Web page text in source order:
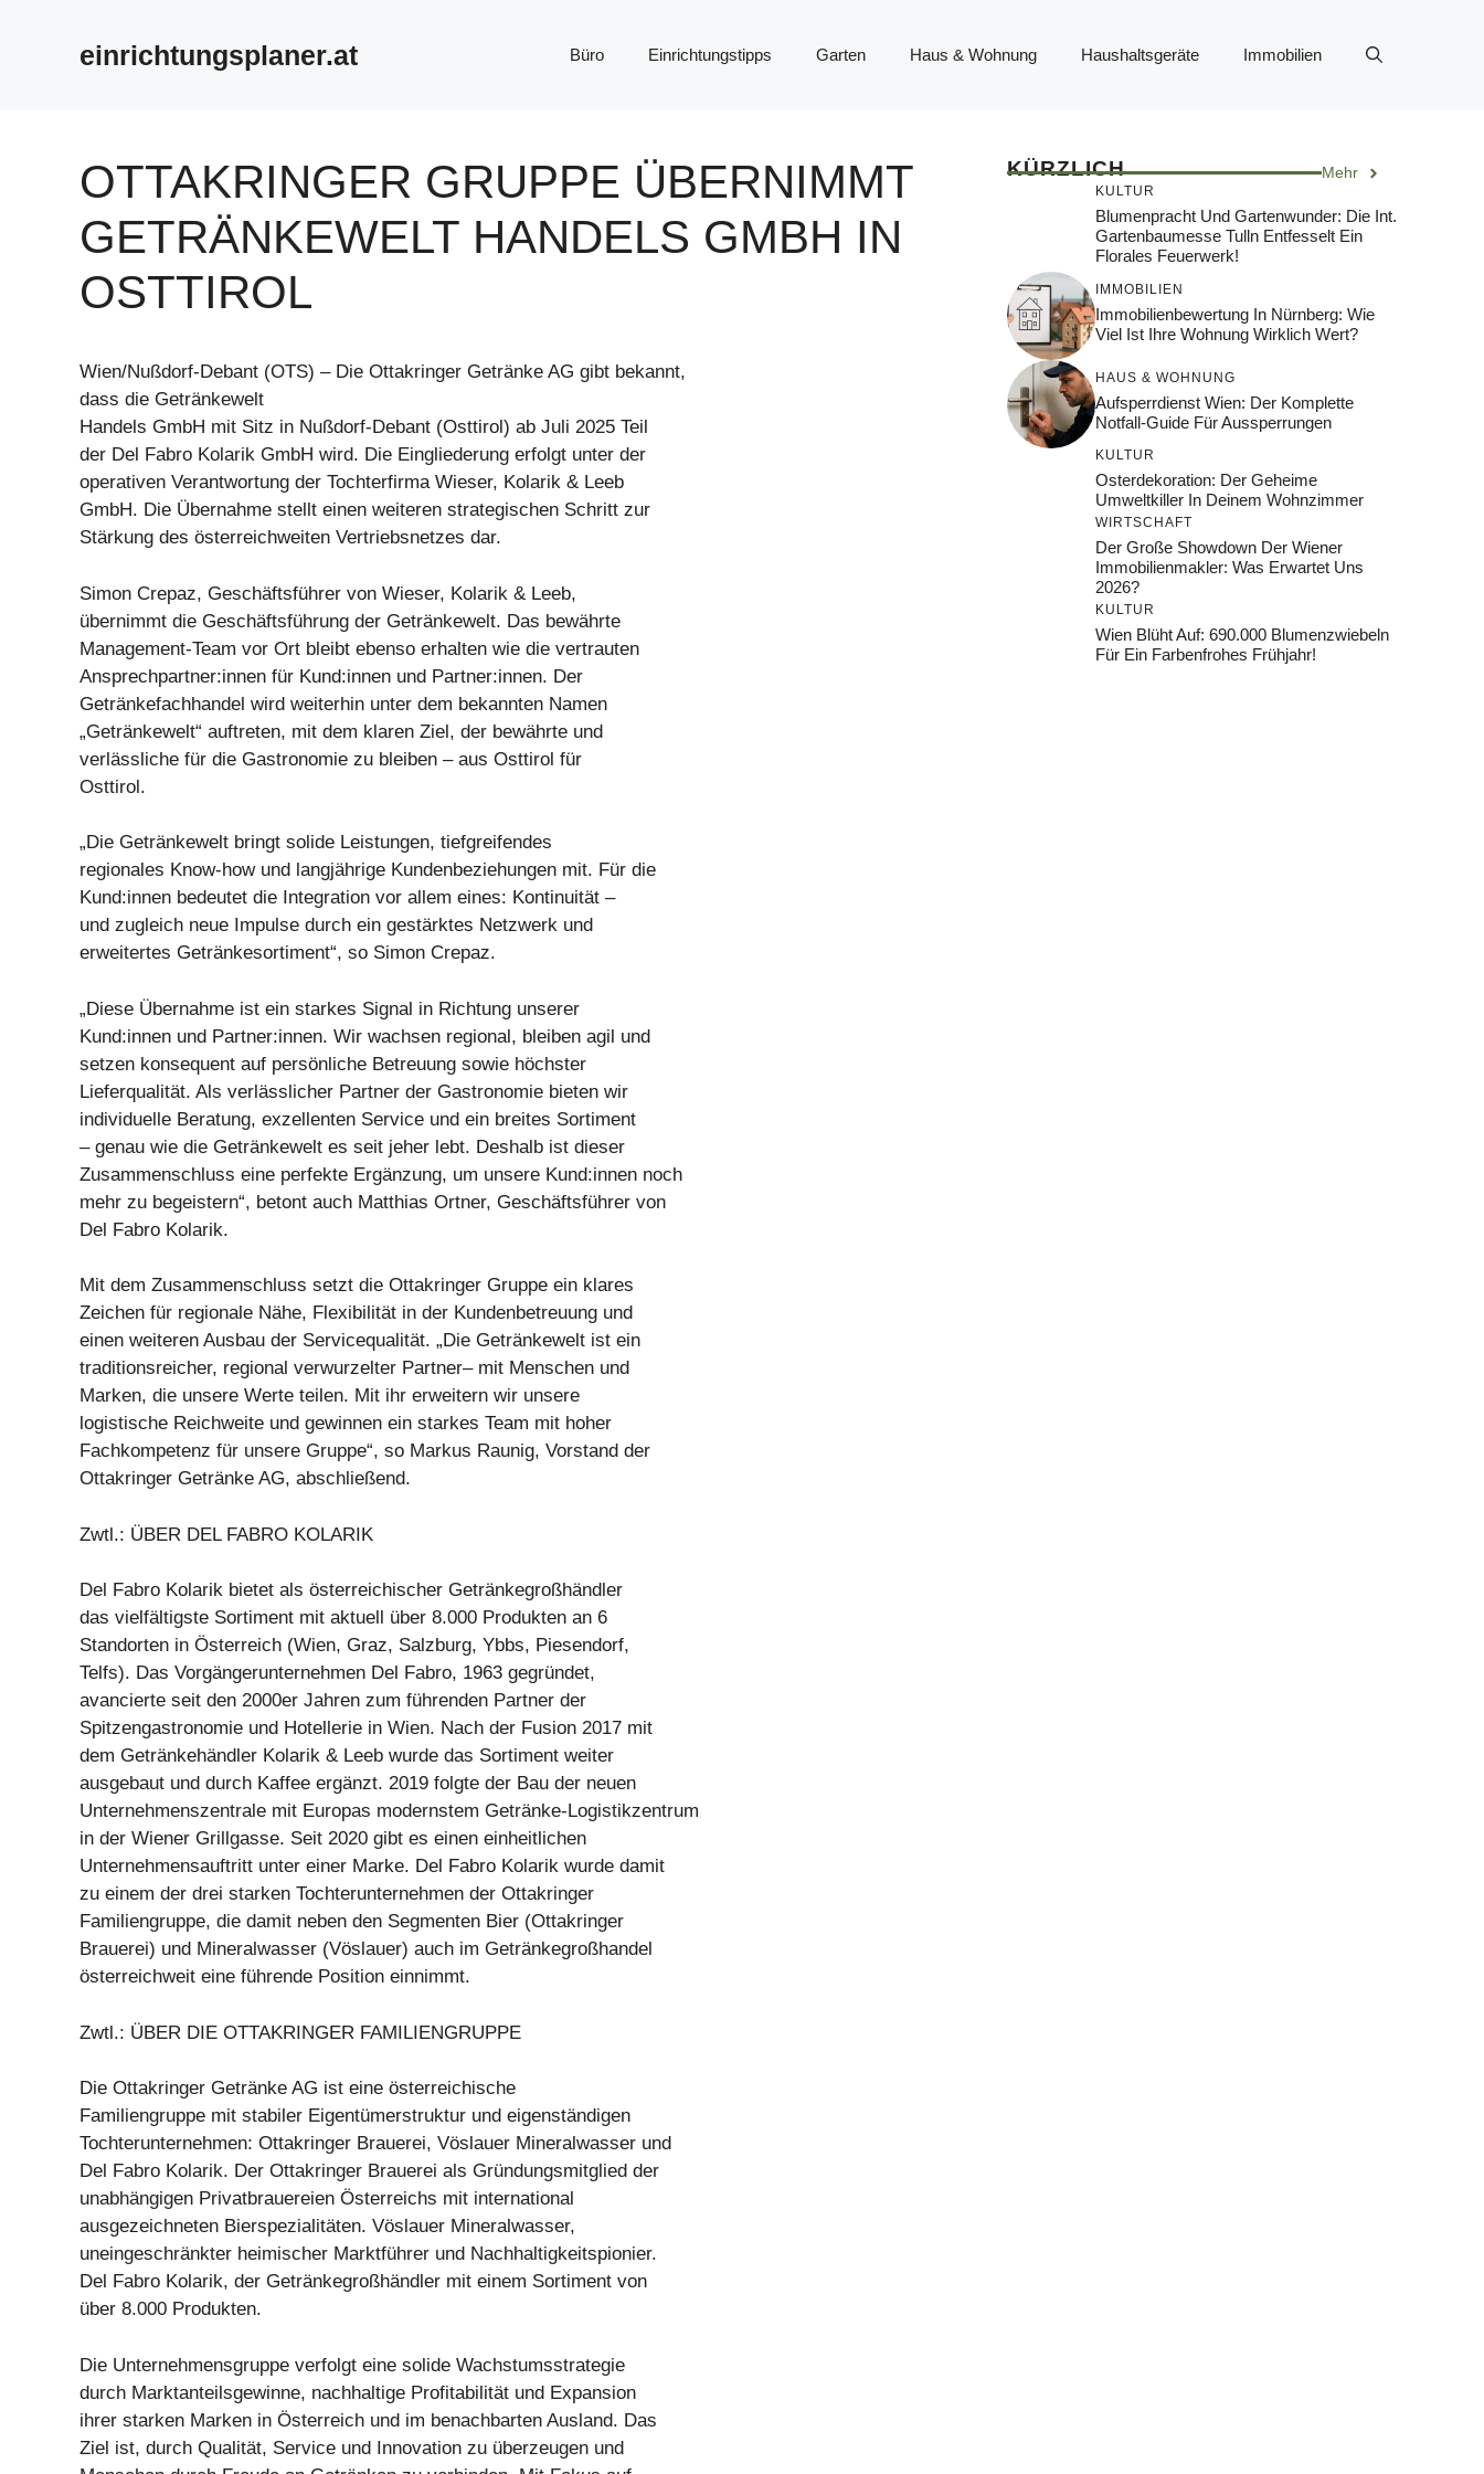
einrichtungsplaner.at Büro Einrichtungstipps Garten Haus & Wohnung Haushaltsgeräte Immobilien
OTTAKRINGER GRUPPE ÜBERNIMMT
GETRÄNKEWELT HANDELS GMBH IN
OSTTIROL
Wien/Nußdorf-Debant (OTS) – Die Ottakringer Getränke AG gibt bekannt,
dass die Getränkewelt
Handels GmbH mit Sitz in Nußdorf-Debant (Osttirol) ab Juli 2025 Teil
der Del Fabro Kolarik GmbH wird. Die Eingliederung erfolgt unter der
operativen Verantwortung der Tochterfirma Wieser, Kolarik & Leeb
GmbH. Die Übernahme stellt einen weiteren strategischen Schritt zur
Stärkung des österreichweiten Vertriebsnetzes dar.
Simon Crepaz, Geschäftsführer von Wieser, Kolarik & Leeb,
übernimmt die Geschäftsführung der Getränkewelt. Das bewährte
Management-Team vor Ort bleibt ebenso erhalten wie die vertrauten
Ansprechpartner:innen für Kund:innen und Partner:innen. Der
Getränkefachhandel wird weiterhin unter dem bekannten Namen
„Getränkewelt“ auftreten, mit dem klaren Ziel, der bewährte und
verlässliche für die Gastronomie zu bleiben – aus Osttirol für
Osttirol.
„Die Getränkewelt bringt solide Leistungen, tiefgreifendes
regionales Know-how und langjährige Kundenbeziehungen mit. Für die
Kund:innen bedeutet die Integration vor allem eines: Kontinuität –
und zugleich neue Impulse durch ein gestärktes Netzwerk und
erweitertes Getränkesortiment“, so Simon Crepaz.
„Diese Übernahme ist ein starkes Signal in Richtung unserer
Kund:innen und Partner:innen. Wir wachsen regional, bleiben agil und
setzen konsequent auf persönliche Betreuung sowie höchster
Lieferqualität. Als verlässlicher Partner der Gastronomie bieten wir
individuelle Beratung, exzellenten Service und ein breites Sortiment
– genau wie die Getränkewelt es seit jeher lebt. Deshalb ist dieser
Zusammenschluss eine perfekte Ergänzung, um unsere Kund:innen noch
mehr zu begeistern“, betont auch Matthias Ortner, Geschäftsführer von
Del Fabro Kolarik.
Mit dem Zusammenschluss setzt die Ottakringer Gruppe ein klares
Zeichen für regionale Nähe, Flexibilität in der Kundenbetreuung und
einen weiteren Ausbau der Servicequalität. „Die Getränkewelt ist ein
traditionsreicher, regional verwurzelter Partner– mit Menschen und
Marken, die unsere Werte teilen. Mit ihr erweitern wir unsere
logistische Reichweite und gewinnen ein starkes Team mit hoher
Fachkompetenz für unsere Gruppe“, so Markus Raunig, Vorstand der
Ottakringer Getränke AG, abschließend.
Zwtl.: ÜBER DEL FABRO KOLARIK
Del Fabro Kolarik bietet als österreichischer Getränkegroßhändler
das vielfältigste Sortiment mit aktuell über 8.000 Produkten an 6
Standorten in Österreich (Wien, Graz, Salzburg, Ybbs, Piesendorf,
Telfs). Das Vorgängerunternehmen Del Fabro, 1963 gegründet,
avancierte seit den 2000er Jahren zum führenden Partner der
Spitzengastronomie und Hotellerie in Wien. Nach der Fusion 2017 mit
dem Getränkehändler Kolarik & Leeb wurde das Sortiment weiter
ausgebaut und durch Kaffee ergänzt. 2019 folgte der Bau der neuen
Unternehmenszentrale mit Europas modernstem Getränke-Logistikzentrum
in der Wiener Grillgasse. Seit 2020 gibt es einen einheitlichen
Unternehmensauftritt unter einer Marke. Del Fabro Kolarik wurde damit
zu einem der drei starken Tochterunternehmen der Ottakringer
Familiengruppe, die damit neben den Segmenten Bier (Ottakringer
Brauerei) und Mineralwasser (Vöslauer) auch im Getränkegroßhandel
österreichweit eine führende Position einnimmt.
Zwtl.: ÜBER DIE OTTAKRINGER FAMILIENGRUPPE
Die Ottakringer Getränke AG ist eine österreichische
Familiengruppe mit stabiler Eigentümerstruktur und eigenständigen
Tochterunternehmen: Ottakringer Brauerei, Vöslauer Mineralwasser und
Del Fabro Kolarik. Der Ottakringer Brauerei als Gründungsmitglied der
unabhängigen Privatbrauereien Österreichs mit international
ausgezeichneten Bierspezialitäten. Vöslauer Mineralwasser,
uneingeschränkter heimischer Marktführer und Nachhaltigkeitspionier.
Del Fabro Kolarik, der Getränkegroßhändler mit einem Sortiment von
über 8.000 Produkten.
Die Unternehmensgruppe verfolgt eine solide Wachstumsstrategie
durch Marktanteilsgewinne, nachhaltige Profitabilität und Expansion
ihrer starken Marken in Österreich und im benachbarten Ausland. Das
Ziel ist, durch Qualität, Service und Innovation zu überzeugen und
KÜRZLICH Mehr
KULTUR
Blumenpracht Und Gartenwunder: Die Int.
Gartenbaumesse Tulln Entfesselt Ein
Florales Feuerwerk!
IMMOBILIEN
Immobilienbewertung In Nürnberg: Wie
Viel Ist Ihre Wohnung Wirklich Wert?
HAUS & WOHNUNG
Aufsperrdienst Wien: Der Komplette
Notfall-Guide Für Aussperrungen
KULTUR
Osterdekoration: Der Geheime
Umweltkiller In Deinem Wohnzimmer
WIRTSCHAFT
Der Große Showdown Der Wiener
Immobilienmakler: Was Erwartet Uns
2026?
KULTUR
Wien Blüht Auf: 690.000 Blumenzwiebeln
Für Ein Farbenfrohes Frühjahr!